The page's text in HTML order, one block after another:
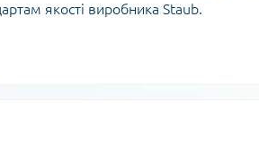
якості виробника Staub.